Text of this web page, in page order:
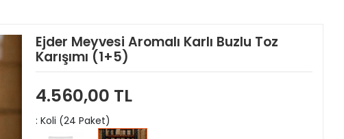
Ejder Meyvesi Aromalı Karlı Buzlu Toz
Karışımı (1+5)
4.560,00 TL
: Koli (24 Paket)